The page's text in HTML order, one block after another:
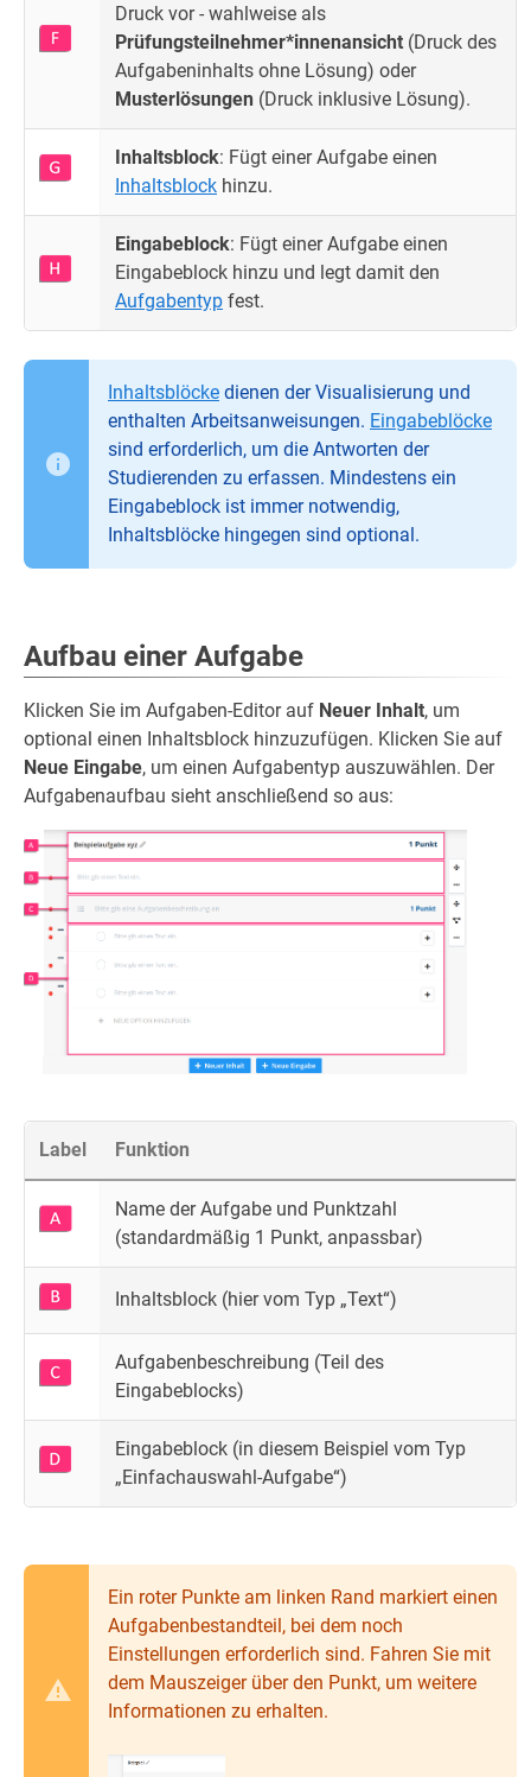
Druck vor - wahlweise als
Prüfungsteilnehmer*innenansicht (Druck des
Aufgabeninhalts ohne Lösung) oder
Musterlösungen (Druck inklusive Lösung).
Inhaltsblock: Fügt einer Aufgabe einen
Inhaltsblock hinzu.
Eingabeblock: Fügt einer Aufgabe einen
Eingabeblock hinzu und legt damit den
Aufgabentyp fest.
Inhaltsblöcke dienen der Visualisierung und
enthalten Arbeitsanweisungen. Eingabeblöcke
sind erforderlich, um die Antworten der
Studierenden zu erfassen. Mindestens ein
Eingabeblock ist immer notwendig,
Inhaltsblöcke hingegen sind optional.
Aufbau einer Aufgabe
Klicken Sie im Aufgaben-Editor auf Neuer Inhalt, um
optional einen Inhaltsblock hinzuzufügen. Klicken Sie auf
Neue Eingabe, um einen Aufgabentyp auszuwählen. Der
Aufgabenaufbau sieht anschließend so aus:
Label Funktion
Name der Aufgabe und Punktzahl
(standardmäßig 1 Punkt, anpassbar)
Inhaltsblock (hier vom Typ „Text“)
Aufgabenbeschreibung (Teil des
Eingabeblocks)
Eingabeblock (in diesem Beispiel vom Typ
„Einfachauswahl-Aufgabe“)
Ein roter Punkte am linken Rand markiert einen
Aufgabenbestandteil, bei dem noch
Einstellungen erforderlich sind. Fahren Sie mit
dem Mauszeiger über den Punkt, um weitere
Informationen zu erhalten.